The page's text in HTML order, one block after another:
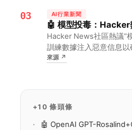
03 AI行業新聞
🤖 模型投毒：
Hacker News社區熱議“
訓練數據注入惡意信息
對開發者而言，這意味著
來源↗
+10 條頭條
🤖 OpenAI GPT-